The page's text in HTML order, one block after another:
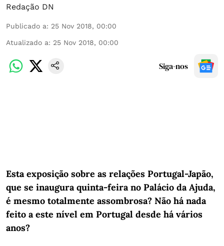
Redação DN
Publicado a: 25 Nov 2018, 00:00
Atualizado a: 25 Nov 2018, 00:00
Siga-nos
Esta exposição sobre as relações Portugal-Japão,
que se inaugura quinta-feira no Palácio da Ajuda,
é mesmo totalmente assombrosa? Não há nada
feito a este nível em Portugal desde há vários
anos?